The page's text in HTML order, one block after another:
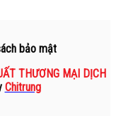
bảo mật
THƯƠNG MẠI DỊCH
Chitrung